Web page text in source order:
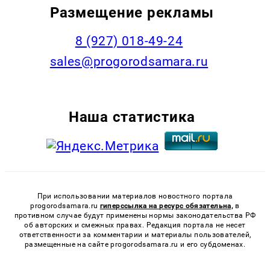
Размещение рекламы
8 (927) 018-49-24
sales@progorodsamara.ru
Наша статистика
При использовании материалов новостного портала
progorodsamara.ru гиперссылка на ресурс обязательна, в
противном случае будут применены нормы законодательства РФ
об авторских и смежных правах. Редакция портала не несет
ответственности за комментарии и материалы пользователей,
размещенные на сайте progorodsamara.ru и его субдоменах.